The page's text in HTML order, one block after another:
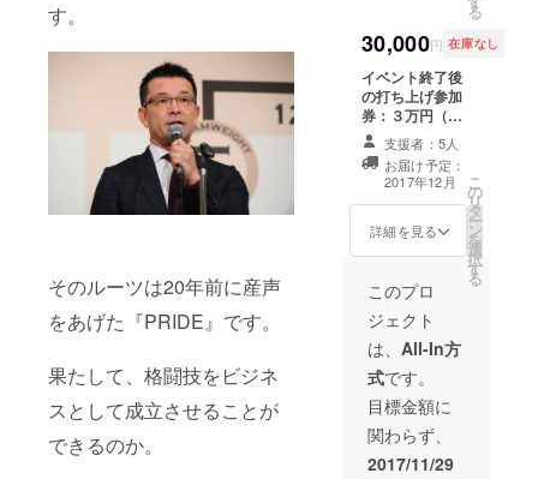
す。
そのルーツは20年前に産声
をあげた『PRIDE』です。
果たして、格闘技をビジネ
スとして成立させることが
できるのか。
のみお伝えして
おりますので他
言無用でお願い
致します。
る
30,000円 在庫なし
イベント終了後
の打ち上げ参加
券：３万円（５
名募集） ※当日
は会場にて当リ
ターン購入画面
をご提示くださ
い。 また、今
回、特別イベン
ベント/打ち上げ
会場の詳細住所
は 該当支援者の
みにお伝えして
おりますので他
言無用でお願い
致します。
支援者：5人
お届け予定：
2017年12月
詳細を見る
こ
の
リ
タ
ー
ン
を
選
択
す
る
このプロ
ジェクト
は、 All-In方
式です。
目標金額に
関わらず、
2017/11/29